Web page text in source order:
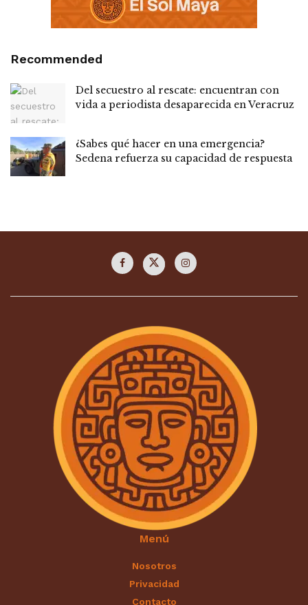
Recommended
Del secuestro al rescate: encuentran con
vida a periodista desaparecida en Veracruz
¿Sabes qué hacer en una emergencia?
Sedena refuerza su capacidad de respuesta
Menú
Nosotros
Privacidad
Contacto